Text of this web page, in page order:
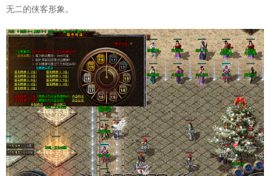
无二的侠客形象。